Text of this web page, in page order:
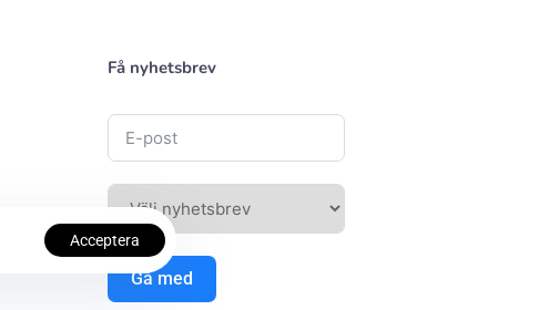
Få nyhetsbrev
Gå med
Acceptera